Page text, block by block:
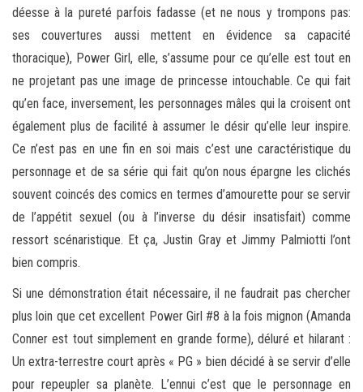
déesse à la pureté parfois fadasse (et ne nous y trompons pas:
ses couvertures aussi mettent en évidence sa capacité
thoracique), Power Girl, elle, s’assume pour ce qu’elle est tout en
ne projetant pas une image de princesse intouchable. Ce qui fait
qu’en face, inversement, les personnages mâles qui la croisent ont
également plus de facilité à assumer le désir qu’elle leur inspire.
Ce n’est pas en une fin en soi mais c’est une caractéristique du
personnage et de sa série qui fait qu’on nous épargne les clichés
souvent coincés des comics en termes d’amourette pour se servir
de l’appétit sexuel (ou à l’inverse du désir insatisfait) comme
ressort scénaristique. Et ça, Justin Gray et Jimmy Palmiotti l’ont
bien compris.
Si une démonstration était nécessaire, il ne faudrait pas chercher
plus loin que cet excellent Power Girl #8 à la fois mignon (Amanda
Conner est tout simplement en grande forme), déluré et hilarant :
Un extra-terrestre court après « PG » bien décidé à se servir d’elle
pour repeupler sa planète. L’ennui c’est que le personnage en